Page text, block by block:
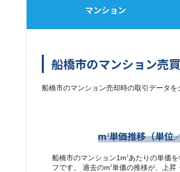
マンション
船橋市のマンション売
船橋市のマンション売却時の取引データを
m2単価推移（単位
船橋市のマンション1m2あたりの単価
フです。 過去のm2単価の推移が、上昇